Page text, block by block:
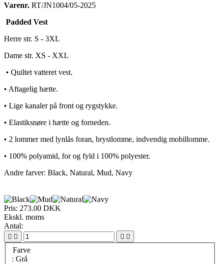
Varenr. RT/JN1004/05-2025
Padded Vest
Herre str. S - 3XL
Dame str. XS - XXL
• Quiltet vatteret vest.
• Aftagelig hætte.
• Lige kanaler på front og rygstykke.
• Elastiksnøre i hætte og forneden.
• 2 lommer med lynlås foran, brystlomme, indvendig mobillomme.
• 100% polyamid, for og fyld i 100% polyester.
Andre farver: Black, Natural, Mud, Navy
Pris: 273.00 DKK
Ekskl. moms
Antal:
   
Farve
: Grå